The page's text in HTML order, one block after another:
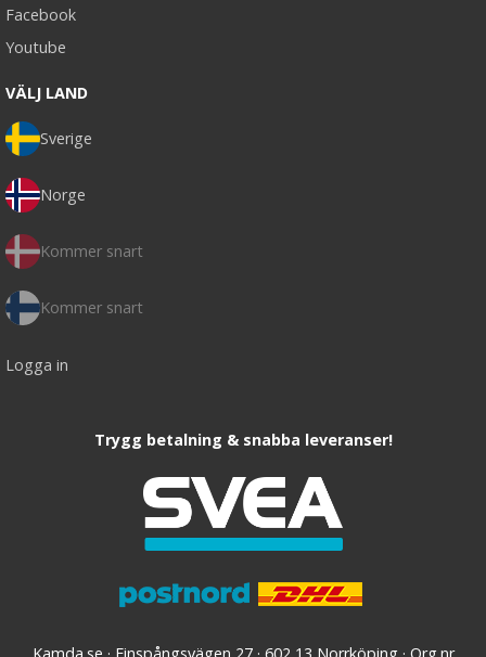
Facebook
Youtube
VÄLJ LAND
Sverige
Norge
Kommer snart
Kommer snart
Logga in
Trygg betalning & snabba leveranser!